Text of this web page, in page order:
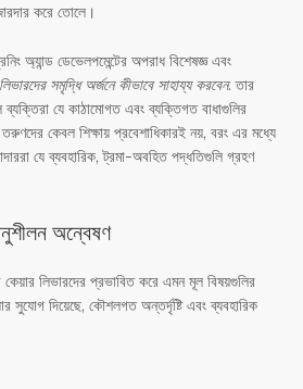
করে তোলে।
অ্যান্ড ডেভেলপমেন্টের অপরাধ বিশেষজ্ঞ এবং
লিভারদের সমৃদ্ধি অর্জনে কীভাবে সাহায্য করবেন. তার
ব্যক্তিরা যে কাঠামোগত এবং ব্যক্তিগত বাধাগুলির
কেবল শিক্ষায় প্রবেশাধিকারই নয়, বরং এর মধ্যে
যে ব্যবহারিক, ট্রমা-অবহিত পদ্ধতিগুলি গ্রহণ
অন্বেষণ
কেয়ার লিভারদের প্রভাবিত করে এমন মূল বিষয়গুলির
সুযোগ দিয়েছে, কৌশলগত অন্তর্দৃষ্টি এবং ব্যবহারিক